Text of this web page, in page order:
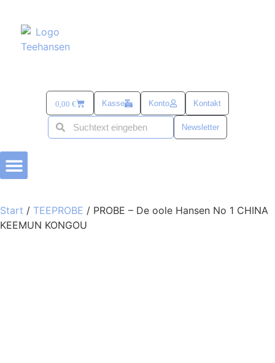
0,00 € Kasse Konto Kontakt
Newsletter
Start / TEEPROBE / PROBE – De oole Hansen No 1 CHINA
KEEMUN KONGOU